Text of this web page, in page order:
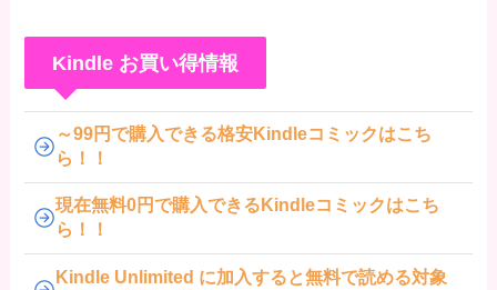
Kindle お買い得情報
～99円で購入できる格安Kindleコミックはこち
ら！！
現在無料0円で購入できるKindleコミックはこち
ら！！
Kindle Unlimited に加入すると無料で読める対象